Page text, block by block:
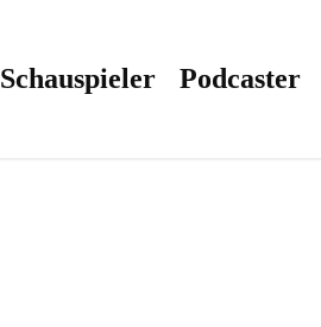
Schauspieler Podcaster